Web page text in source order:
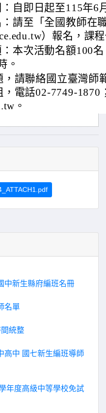
自即日起至115年6
請至「全國教師在
）報名，課
本次活動名額100
。
，請聯絡國立臺灣師
電話02-7749-1870
。
中新生縣府編班名冊
名單
統整
高中 國七新生編班導師
年度高級中等學校免試